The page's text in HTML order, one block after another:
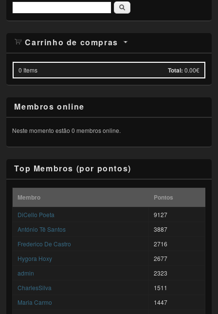
Pesquisar
Carrinho de compras
0 Items Total: 0.00€
Membros online
Neste momento estão 0 membros online.
Top Membros (por pontos)
Membro Pontos
DiCello Poeta
9127
António Tê Santos
3887
Frederico De Castro
2716
Hygora Hoxy
2677
admin
2323
CharlesSilva
1511
Maria Carmo
1447